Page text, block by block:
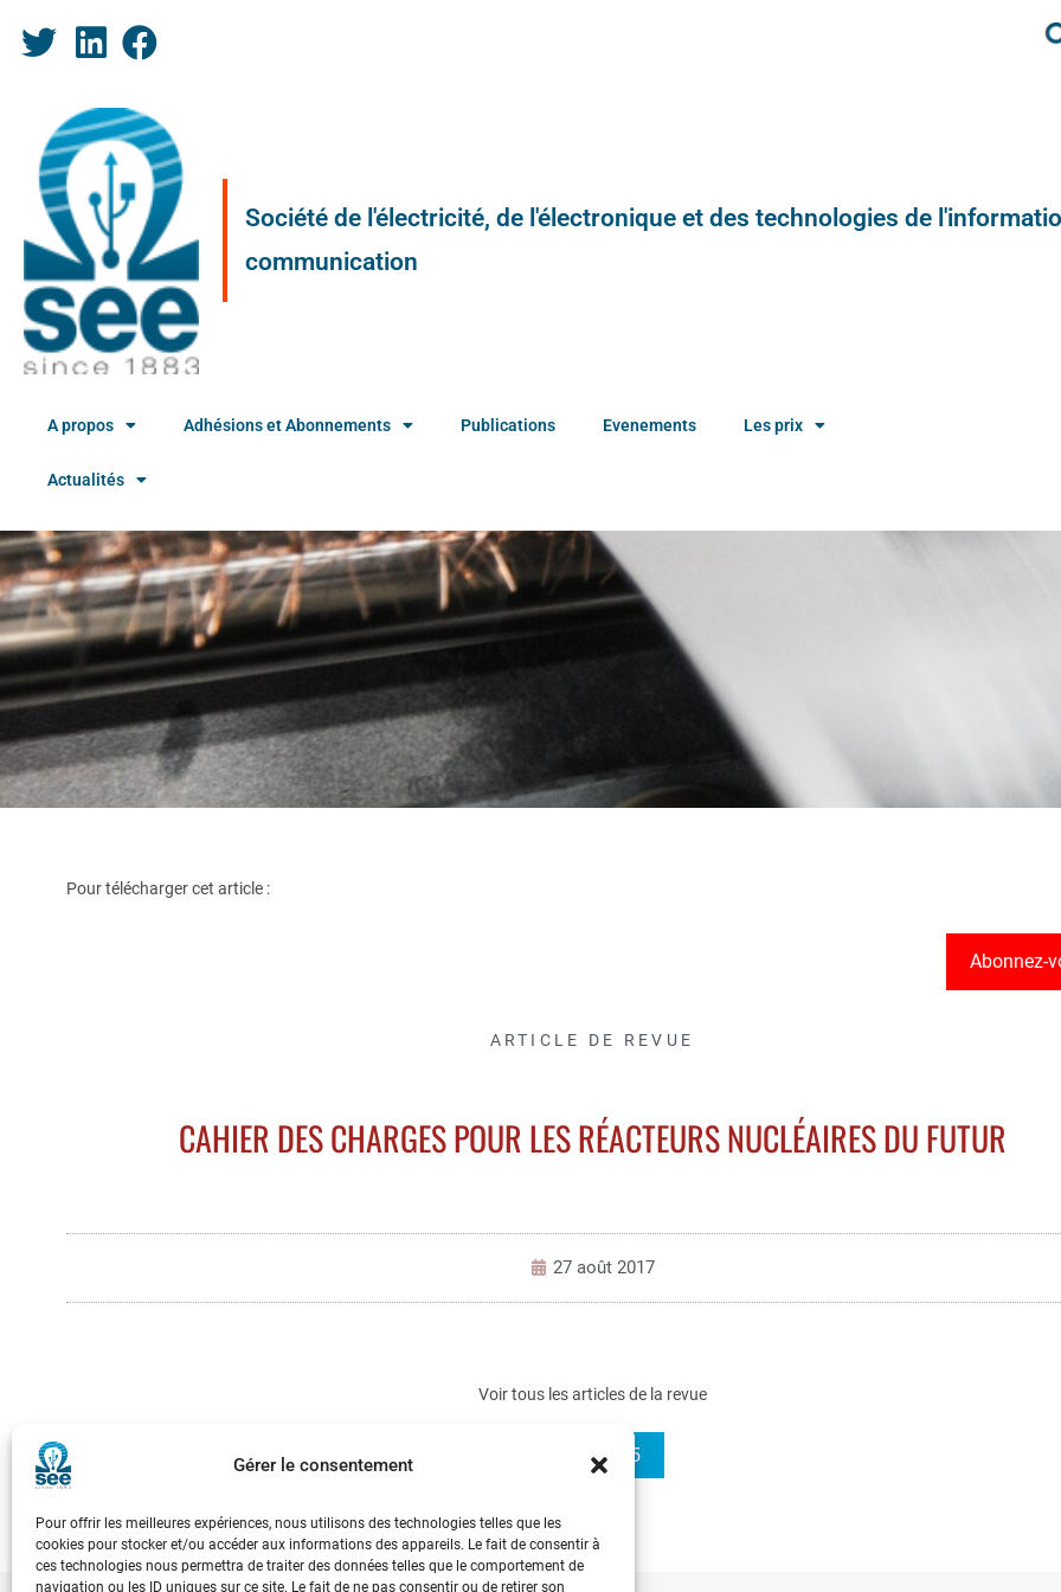
Gérer le consentement
Pour offrir les meilleures expériences, nous utilisons des technologies telles que les
cookies pour stocker et/ou accéder aux informations des appareils. Le fait de consentir à
ces technologies nous permettra de traiter des données telles que le comportement de
navigation ou les ID uniques sur ce site. Le fait de ne pas consentir ou de retirer son
Société de l'électricité, de l'électronique et des technologies de
communication
A propos Adhésions et Abonnements Publications Evenements Les prix
Actualités
Pour télécharger cet article :
Abonnez-
ARTICLE DE REVUE
CAHIER DES CHARGES POUR LES RÉACTEURS NUCLÉAIRES DU FUTUR
27 août 2017
Voir tous les articles de la revue
REE 2013-5